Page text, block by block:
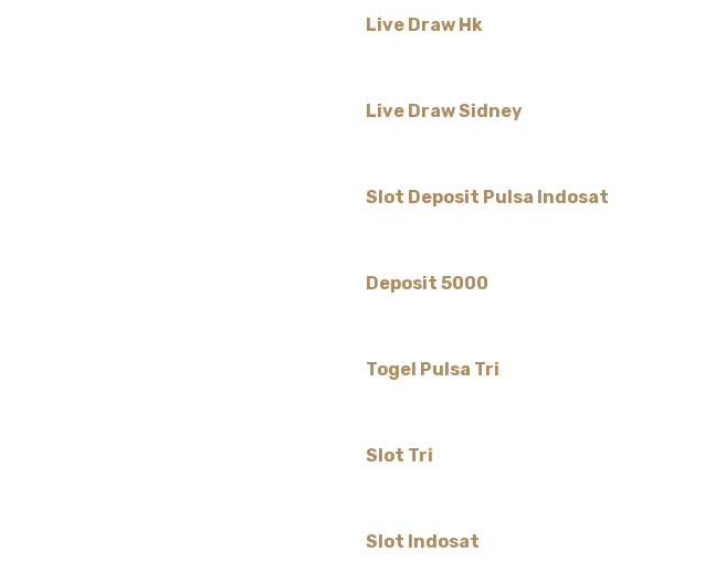
Live Draw Hk
Live Draw Sidney
Slot Deposit Pulsa Indosat
Deposit 5000
Togel Pulsa Tri
Slot Tri
Slot Indosat